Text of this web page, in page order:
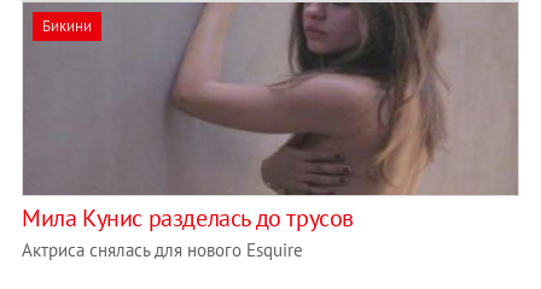
Бикини
Мила Кунис разделась до трусов
Актриса снялась для нового Esquire